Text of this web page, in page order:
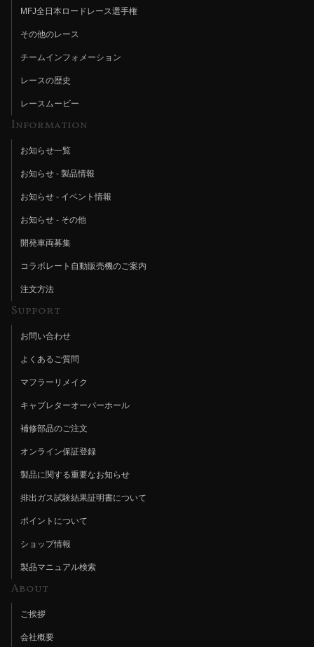
MFJ全日本ロードレース選手権
その他のレース
チームインフォメーション
レースの歴史
レースムービー
Information
お知らせ一覧
お知らせ - 製品情報
お知らせ - イベント情報
お知らせ - その他
開発車両募集
コラボレート自動販売機のご案内
注文方法
Support
お問い合わせ
よくあるご質問
マフラーリメイク
キャブレターオーバーホール
補修部品のご注文
オンライン保証登録
製品に関する重要なお知らせ
排出ガス試験結果証明書について
ポイントについて
ショップ情報
製品マニュアル検索
About
ご挨拶
会社概要